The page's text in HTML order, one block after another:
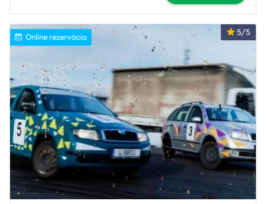
5/5
Online rezervácia